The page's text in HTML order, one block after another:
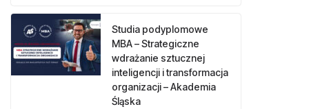
Studia podyplomowe
MBA – Strategiczne
wdrażanie sztucznej
inteligencji i transformacja
organizacji – Akademia
Śląska